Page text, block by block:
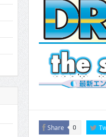
Share 0